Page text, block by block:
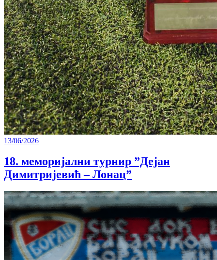
13/06/2026
18. меморијални турнир ”Дејан
Димитријевић – Лонац”